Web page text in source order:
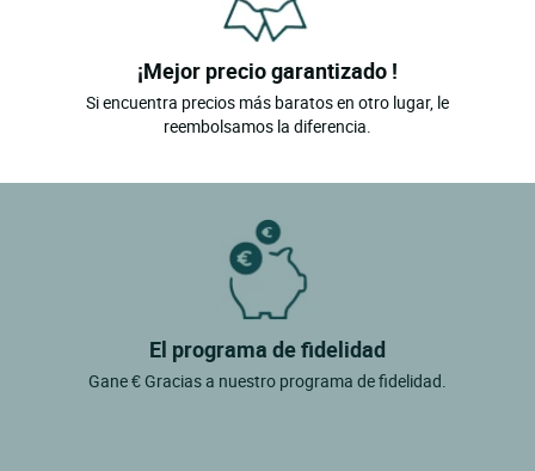
¡Mejor precio garantizado !
Si encuentra precios más baratos en otro lugar, le
reembolsamos la diferencia.
El programa de fidelidad
Gane € Gracias a nuestro programa de fidelidad.